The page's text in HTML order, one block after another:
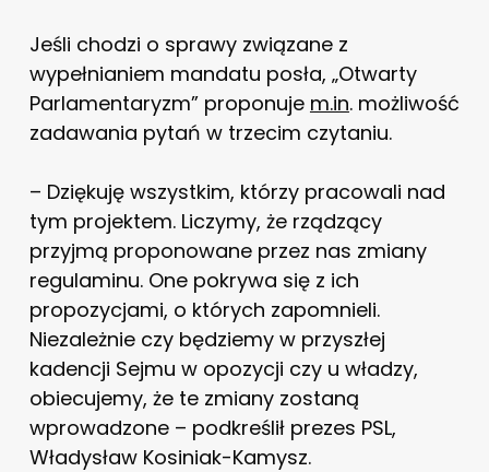
Jeśli chodzi o sprawy związane z
wypełnianiem mandatu posła, „Otwarty
Parlamentaryzm” proponuje m.in. możliwość
zadawania pytań w trzecim czytaniu.
– Dziękuję wszystkim, którzy pracowali nad
tym projektem. Liczymy, że rządzący
przyjmą proponowane przez nas zmiany
regulaminu. One pokrywa się z ich
propozycjami, o których zapomnieli.
Niezależnie czy będziemy w przyszłej
kadencji Sejmu w opozycji czy u władzy,
obiecujemy, że te zmiany zostaną
wprowadzone – podkreślił prezes PSL,
Władysław Kosiniak-Kamysz.